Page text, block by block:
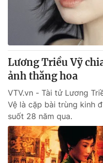
Lương Triều Vỹ
ảnh thăng hoa
VTV.vn - Tài tử Lương
Vệ là cặp bài trùng kinh
suốt 28 năm qua.